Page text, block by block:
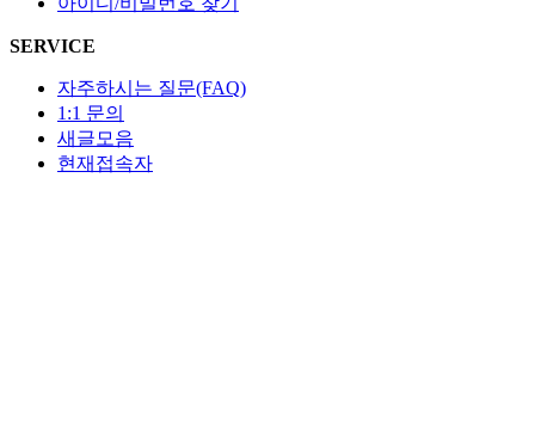
SERVICE
자주하시는 질문(FAQ)
1:1 문의
새글모음
현재접속자